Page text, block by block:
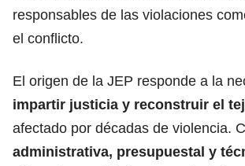
responsables de las violaciones
el conflicto.
El origen de la JEP responde a la
impartir justicia y reconstruir el
afectado por décadas de violencia.
administrativa, presupuestal y